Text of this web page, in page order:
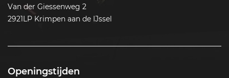
Van der Giessenweg 2
2921LP Krimpen aan de IJssel
Openingstijden